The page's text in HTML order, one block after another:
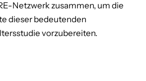
Netzwerk zusammen, um die
dieser bedeutenden
vorzubereiten.